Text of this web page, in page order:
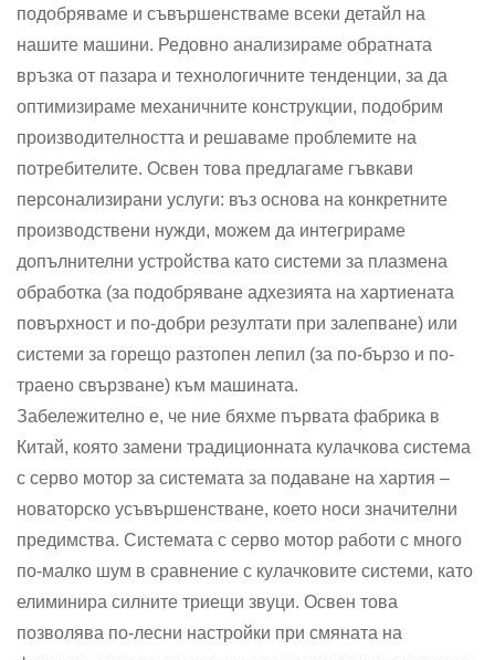
подобряваме и съвършенстваме всеки детайл на
нашите машини. Редовно анализираме обратната
връзка от пазара и технологичните тенденции, за да
оптимизираме механичните конструкции, подобрим
производителността и решаваме проблемите на
потребителите. Освен това предлагаме гъвкави
персонализирани услуги: въз основа на конкретните
производствени нужди, можем да интегрираме
допълнителни устройства като системи за плазмена
обработка (за подобряване адхезията на хартиената
повърхност и по-добри резултати при залепване) или
системи за горещо разтопен лепил (за по-бързо и по-
траено свързване) към машината.
Забележително е, че ние бяхме първата фабрика в
Китай, която замени традиционната кулачкова система
с серво мотор за системата за подаване на хартия –
новаторско усъвършенстване, което носи значителни
предимства. Системата с серво мотор работи с много
по-малко шум в сравнение с кулачковите системи, като
елиминира силните триещи звуци. Освен това
позволява по-лесни настройки при смяната на